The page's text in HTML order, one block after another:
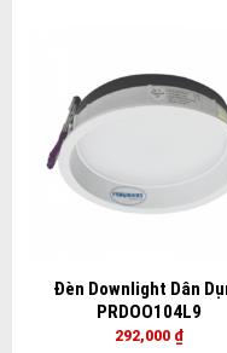
Đèn Downlight Dân
PRDOO104L9
292,000 ₫